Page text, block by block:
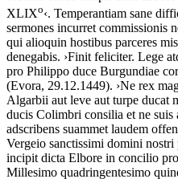
XLIXo‹. Temperantiam sane
sermones incurret commissionis
qui alioquin hostibus parceres
denegabis. ›Finit feliciter. Lege
pro Philippo duce Burgundiae
(Evora, 29.12.1449). ›Ne rex
Algarbii aut leve aut turpe ducat
ducis Colimbri consilia et ne suis
adscribens suammet laudem
Vergeio sanctissimi domini
incipit dicta Elbore in concilio
Millesimo quadringentesimo